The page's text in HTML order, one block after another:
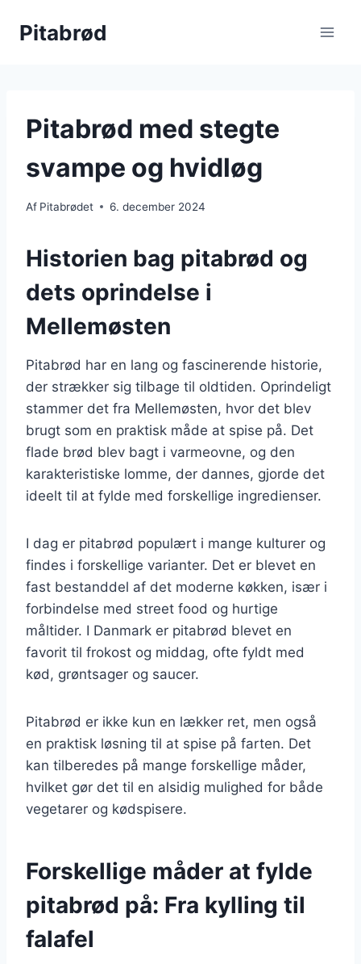
Pitabrød
Pitabrød med stegte
svampe og hvidløg
Af Pitabrødet 6. december 2024
Historien bag pitabrød og
dets oprindelse i
Mellemøsten
Pitabrød har en lang og fascinerende historie,
der strækker sig tilbage til oldtiden. Oprindeligt
stammer det fra Mellemøsten, hvor det blev
brugt som en praktisk måde at spise på. Det
flade brød blev bagt i varmeovne, og den
karakteristiske lomme, der dannes, gjorde det
ideelt til at fylde med forskellige ingredienser.
I dag er pitabrød populært i mange kulturer og
findes i forskellige varianter. Det er blevet en
fast bestanddel af det moderne køkken, især i
forbindelse med street food og hurtige
måltider. I Danmark er pitabrød blevet en
favorit til frokost og middag, ofte fyldt med
kød, grøntsager og saucer.
Pitabrød er ikke kun en lækker ret, men også
en praktisk løsning til at spise på farten. Det
kan tilberedes på mange forskellige måder,
hvilket gør det til en alsidig mulighed for både
vegetarer og kødspisere.
Forskellige måder at fylde
pitabrød på: Fra kylling til
falafel